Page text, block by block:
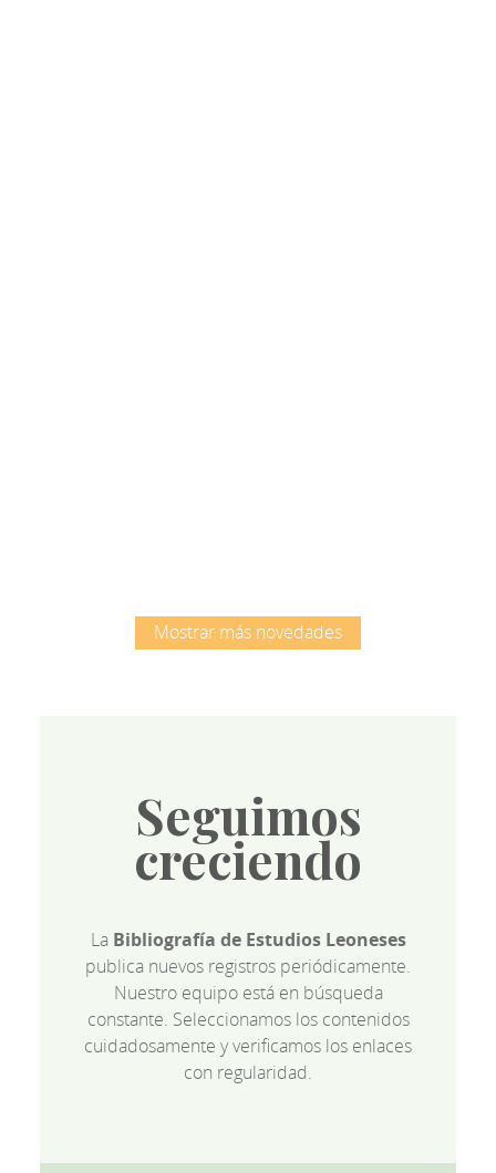
Mostrar más novedades
Seguimos
creciendo
La Bibliografía de Estudios Leoneses
publica nuevos registros periódicamente.
Nuestro equipo está en búsqueda
constante. Seleccionamos los contenidos
cuidadosamente y verificamos los enlaces
con regularidad.